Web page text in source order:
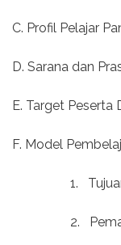
C. Profil Pelajar
D. Sarana dan
E. Target Peserta
F. Model
1.
2.